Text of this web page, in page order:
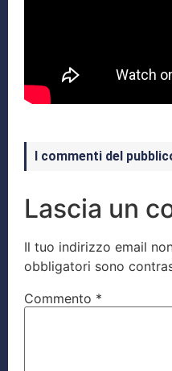
I commenti del
Lascia un
Il tuo indirizzo email
obbligatori sono
Commento *